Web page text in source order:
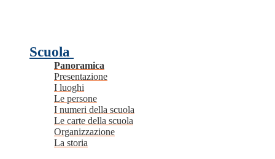
Scuola
Panoramica
Presentazione
I luoghi
Le persone
I numeri della scuola
Le carte della scuola
Organizzazione
La storia